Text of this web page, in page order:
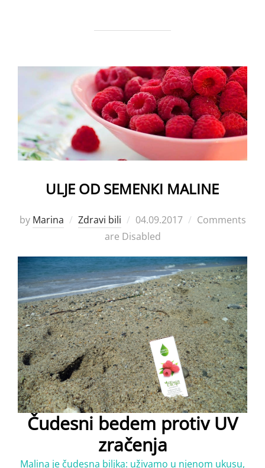
ULJE OD SEMENKI MALINE
by Marina Zdravi bili
Posted
on
04.09.2017
Comments
are Disabled
Čudesni bedem protiv UV
zračenja
Malina je čudesna biljka: uživamo u njenom ukusu,